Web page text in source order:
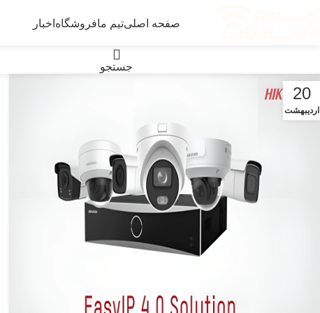
صفحه اصلیتیم مافروشگاه اخبار
جستجو
20
اردیبهشت